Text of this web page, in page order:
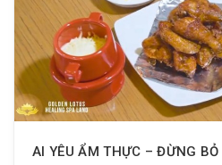
AI YÊU ẨM THỰC – ĐỪNG